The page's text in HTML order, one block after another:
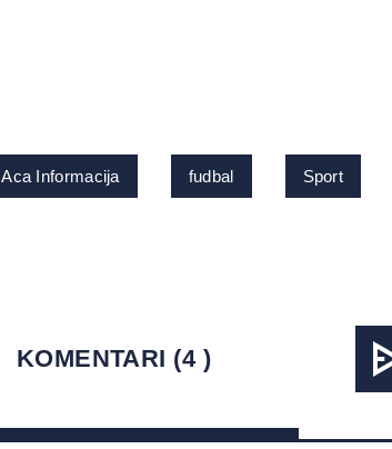
Aca Informacija fudbal Sport
KOMENTARI (4 )